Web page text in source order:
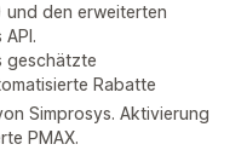
und den erweiterten
geschätzte
Rabatte
Simprosys. Aktivierung
PMAX.